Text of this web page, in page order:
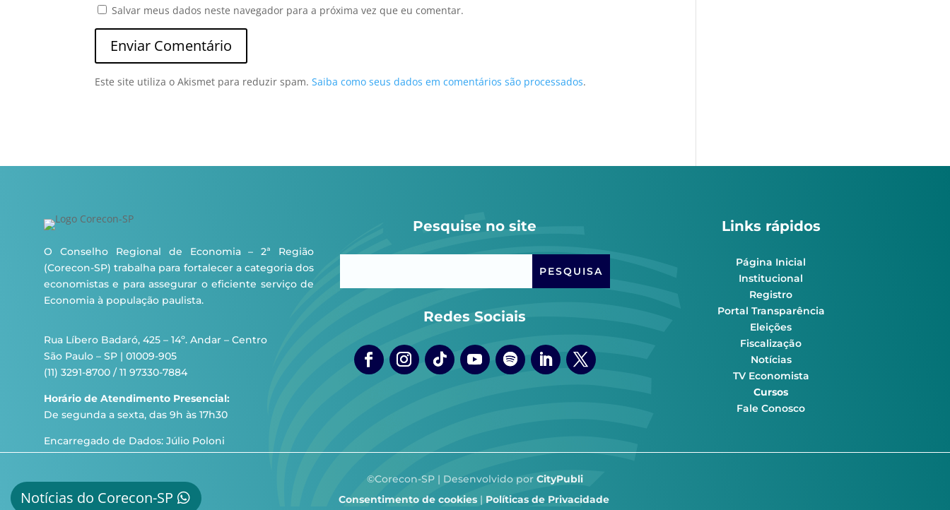
Salvar meus dados neste navegador para a próxima vez que eu comentar.
Este site utiliza o Akismet para reduzir spam.Saiba como seus dados em comentários são processados.
O Conselho Regional de Economia – 2ª Região
(Corecon-SP) trabalha para fortalecer a categoria dos
economistas e para assegurar o eficiente serviço de
Economia à população paulista.
Rua Líbero Badaró, 425 – 14º. Andar – Centro
São Paulo – SP | 01009-905
(11) 3291-8700 / 11 97330-7884
Horário de Atendimento Presencial:
De segunda a sexta, das 9h às 17h30
Encarregado de Dados: Júlio Poloni
Notícias do Corecon-SP
Pesquise no site
Redes Sociais
Links rápidos
Página Inicial
Institucional
Registro
Portal Transparência
Eleições
Fiscalização
Notícias
TV Economista
Cursos
Fale Conosco
©Corecon-SP | Desenvolvido por CityPubli
Consentimento de cookies| Políticas de Privacidade